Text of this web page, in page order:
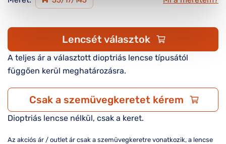
Lencsét választok
A teljes ár a választott dioptriás lencse típusától
függően kerül meghatározásra.
Csak a szemüvegkeretet kérem
Dioptriás lencse nélkül, csak a keret.
Az akciós ár / outlet ár csak a szemüvegkeretre vonatkozik, a lencse